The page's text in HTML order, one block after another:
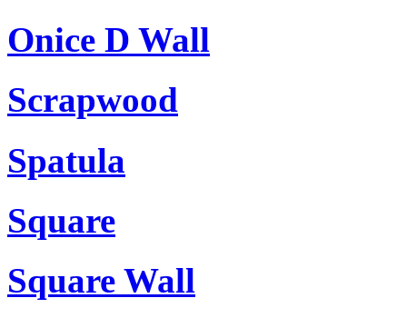
Onice D Wall
Scrapwood
Spatula
Square
Square Wall